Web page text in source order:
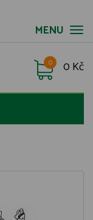
MENU
0 Kč
0